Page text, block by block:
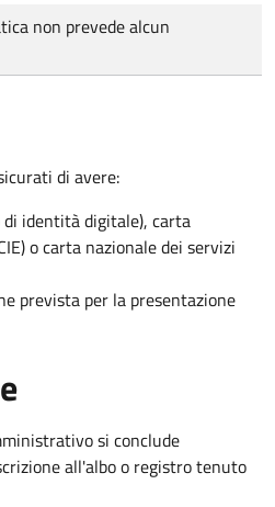
non prevede alcun
di avere:
di identità digitale), carta
o carta nazionale dei servizi
prevista per la presentazione
si conclude
all'albo o registro tenuto